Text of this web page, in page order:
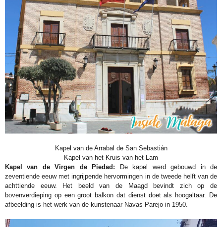
Kapel van de Arrabal de San Sebastián
Kapel van het Kruis van het Lam
Kapel van de Virgen de Piedad: De kapel werd gebouwd in de
zeventiende eeuw met ingrijpende hervormingen in de tweede helft van de
achttiende eeuw. Het beeld van de Maagd bevindt zich op de
bovenverdieping op een groot balkon dat dienst doet als hoogaltaar. De
afbeelding is het werk van de kunstenaar Navas Parejo in 1950.